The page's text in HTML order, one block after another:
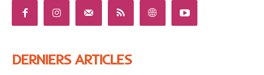
DERNIERS ARTICLES